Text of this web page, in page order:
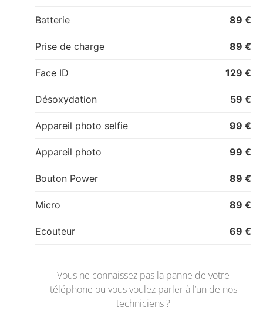
Batterie 89 €
Prise de charge 89 €
Face ID 129 €
Désoxydation 59 €
Appareil photo selfie 99 €
Appareil photo 99 €
Bouton Power 89 €
Micro 89 €
Ecouteur 69 €
Vous ne connaissez pas la panne de votre
téléphone ou vous voulez parler à l’un de nos
techniciens ?